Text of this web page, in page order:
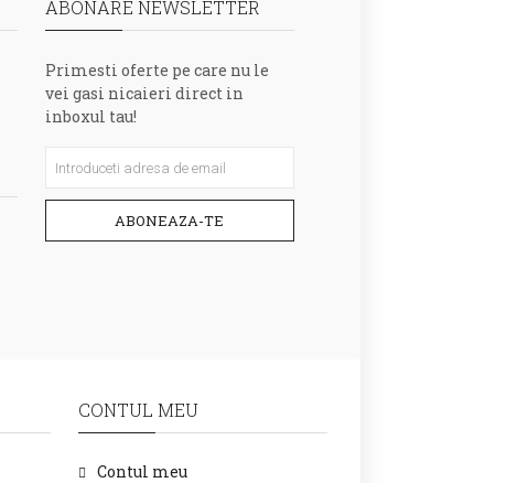
ABONARE NEWSLETTER
Primesti oferte pe care nu le
vei gasi nicaieri direct in
inboxul tau!
ABONEAZA-TE
CONTUL MEU
Contul meu